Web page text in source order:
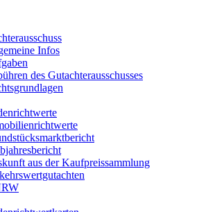
Infos
des Gutachterausschusses
aus der Kaufpreissammlung